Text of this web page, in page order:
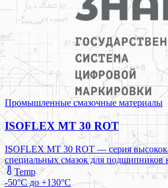
Промышленные смазочные материалы
ISOFLEX MT 30 ROT
ISOFLEX MT 30 ROT — серия
специальных смазок для подшипников
Temp
-50°C до +130°C